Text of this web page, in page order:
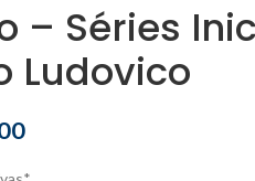
– Séries
Ludovico